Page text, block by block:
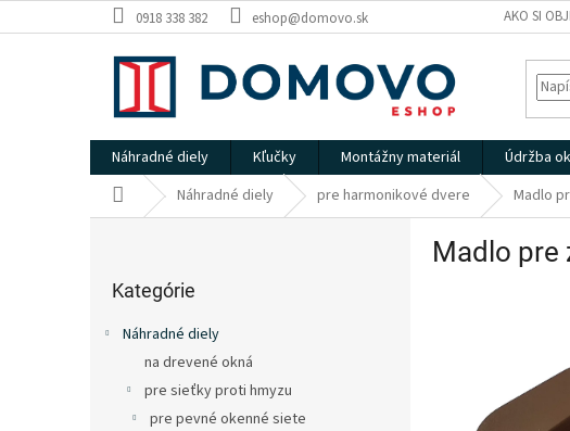
na
0918 338 382 eshop@domovo.sk AKO SI
Náhradné diely Kľučky Montážny materiál Údržba
DomovNáhradné diely pre harmonikové dvere Madlo
kategórie
Kategórie
Náhradné diely
na drevené okná
pre sieťky proti hmyzu
pre pevné okenné siete
Madlo pre